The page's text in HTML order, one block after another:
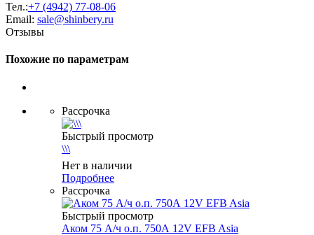
Тел.:+7 (4942) 77-08-06
Email: sale@shinbery.ru
Отзывы
Похожие по параметрам
Рассрочка
Быстрый просмотр
\\\
Нет в наличии
Подробнее
Рассрочка
Быстрый просмотр
Аком 75 А/ч о.п. 750А 12V EFB Asia